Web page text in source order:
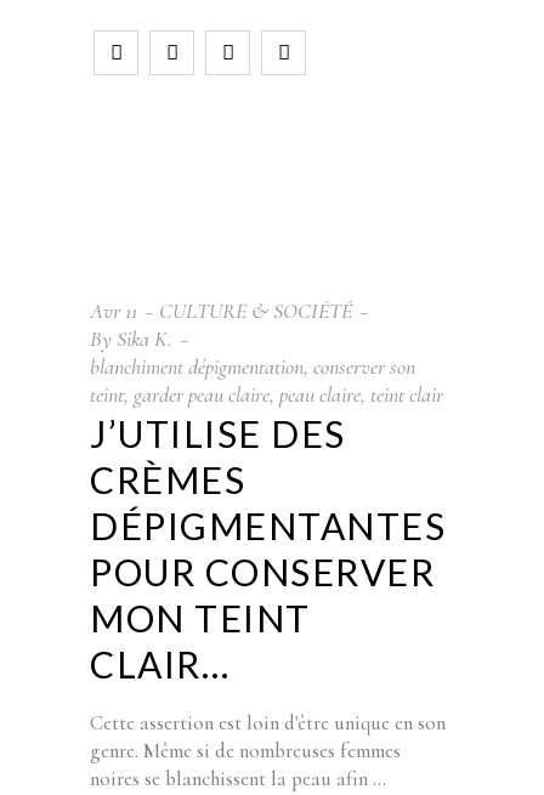
Avr 11
CULTURE & SOCIÉTÉ
By Sika K.
blanchiment dépigmentation, conserver son
teint, garder peau claire, peau claire, teint clair
J’UTILISE DES
CRÈMES
DÉPIGMENTANTES
POUR CONSERVER
MON TEINT
CLAIR…
Cette assertion est loin d'être unique en son
genre. Même si de nombreuses femmes
noires se blanchissent la peau afin